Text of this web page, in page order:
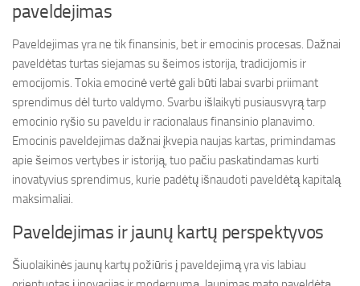
paveldejimas
Paveldejimas yra ne tik finansinis, bet ir emocinis procesas. Dažnai
paveldėtas turtas siejamas su šeimos istorija, tradicijomis ir
emocijomis. Tokia emocinė vertė gali būti labai svarbi priimant
sprendimus dėl turto valdymo. Svarbu išlaikyti pusiausvyrą tarp
emocinio ryšio su paveldu ir racionalaus finansinio planavimo.
Emocinis paveldejimas dažnai įkvepia naujas kartas, primindamas
apie šeimos vertybes ir istoriją, tuo pačiu paskatindamas kurti
inovatyvius sprendimus, kurie padėtų išnaudoti paveldėtą kapitalą
maksimaliai.
Paveldejimas ir jaunų kartų perspektyvos
Šiuolaikinės jaunų kartų požiūris į paveldejimą yra vis labiau